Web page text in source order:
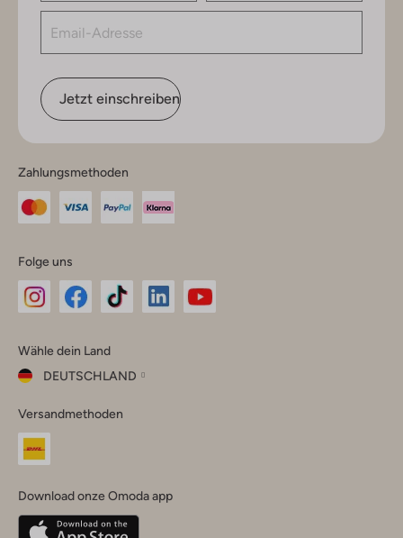
Jetzt einschreiben
Zahlungsmethoden
Folge uns
Instagram
Facebook
TikTok
Wähle dein Land
DEUTSCHLAND
dein
Land
Belgique(Français)
Versandmethoden
Download onze Omoda app